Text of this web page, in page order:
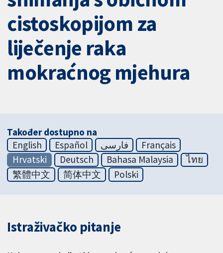
cistoskopijom za
liječenje raka
mokraćnog mjehura
Također dostupno na
English
Español فارسی
Français
Hrvatski
Deutsch Bahasa Malaysia
ไทย
繁體中文
简体中文 Polski
Istraživačko pitanje